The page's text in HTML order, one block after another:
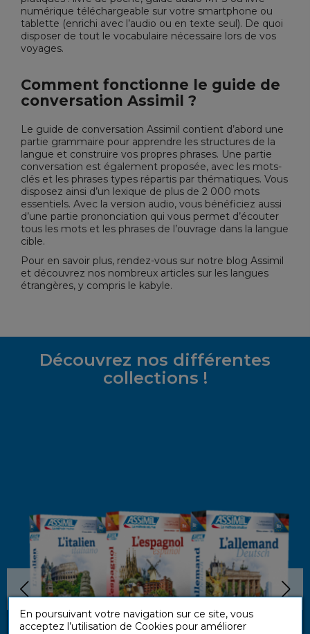
numérique téléchargeable sur votre smartphone ou
tablette (enrichi avec l’audio ou en texte seul). De quoi
disposer de tout le vocabulaire nécessaire lors de vos
voyages.
Comment fonctionne le guide de
conversation Assimil ?
Le guide de conversation Assimil contient d’abord une
partie grammaire pour apprendre les structures de la
langue et construire vos propres phrases. Une partie
conversation est également proposée, avec les mots-
clés et les phrases types répartis par thématiques. Vous
disposez ainsi d’un lexique de plus de 2 000 mots
essentiels. Avec la version audio, vous bénéficiez aussi
d’une partie prononciation qui vous permet d’écouter
tous les mots et les phrases de l’ouvrage dans la langue
cible.
Pour en savoir plus, rendez-vous sur notre blog Assimil
et découvrez nos nombreux articles sur les langues
étrangères, y compris le kabyle.
Découvrez nos différentes
collections !
En poursuivant votre navigation sur ce site, vous
acceptez l’utilisation de Cookies pour améliorer